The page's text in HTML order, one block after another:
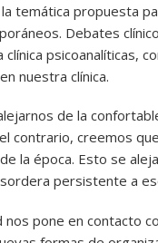
temática propuesta
Debates
clínica psicoanalíticas,
nuestra clínica.
de la
contrario, creemos
la época. Esto se
persistente a
nos pone en contacto